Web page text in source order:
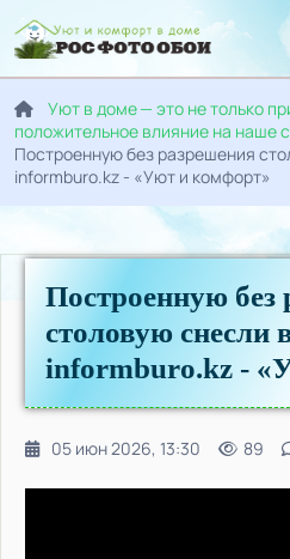
Уют в доме — это не только
положительное влияние на наше
Построенную без разрешения
informburo.kz - «Уют и комфорт»
Построенную без
столовую снесли
informburo.kz -
05 июн 2026, 13:30 89